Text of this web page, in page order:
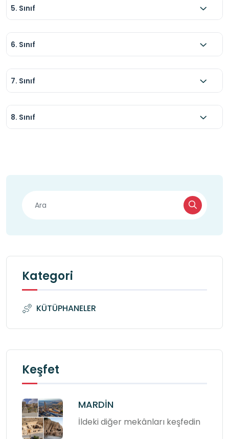
5. Sınıf
6. Sınıf
7. Sınıf
8. Sınıf
Kategori
KÜTÜPHANELER
Keşfet
MARDİN
İldeki diğer mekânları keşfedin